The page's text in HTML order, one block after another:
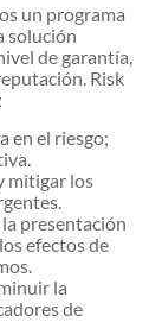
un programa
solución
de garantía,
Risk
en el riesgo;
mitigar los
presentación
efectos de
la
de